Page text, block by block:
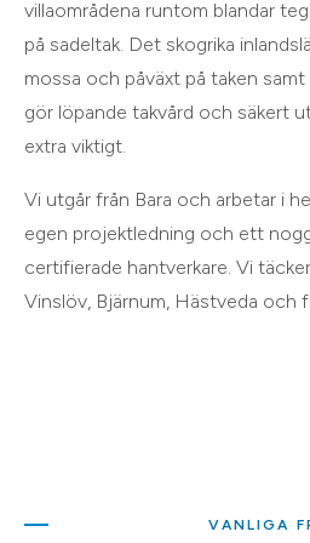
villaområdena runtom blandar
på sadeltak. Det skogrika
mossa och påväxt på taken
gör löpande takvård och säkert
extra viktigt.
Vi utgår från Bara och arbetar i
egen projektledning och ett
certifierade hantverkare. Vi
Vinslöv, Bjärnum, Hästveda och
VANLIGA